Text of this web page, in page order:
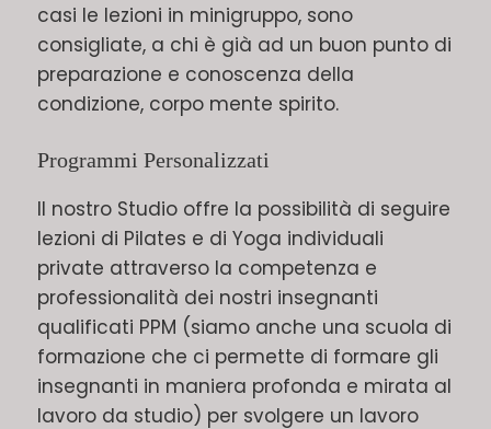
casi le lezioni in minigruppo, sono
consigliate, a chi è già ad un buon punto di
preparazione e conoscenza della
condizione, corpo mente spirito.
Programmi Personalizzati
Il nostro Studio offre la possibilità di seguire
lezioni di Pilates e di Yoga individuali
private attraverso la competenza e
professionalità dei nostri insegnanti
qualificati PPM (siamo anche una scuola di
formazione che ci permette di formare gli
insegnanti in maniera profonda e mirata al
lavoro da studio) per svolgere un lavoro